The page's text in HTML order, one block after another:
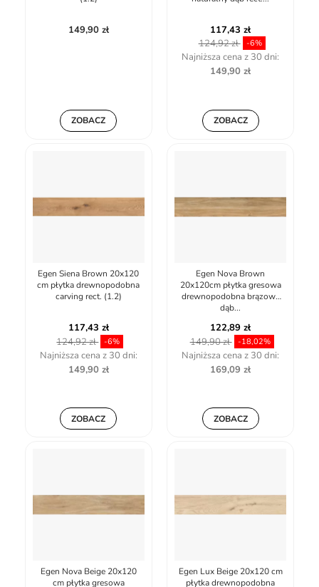
149,90 zł
ZOBACZ
117,43 zł
124,92 zł
-6%
Najniższa cena z 30 dni:
149,90 zł
ZOBACZ
Egen Siena Brown 20x120
cm płytka drewnopodobna
carving rect. (1.2)
117,43 zł
124,92 zł -6%
Najniższa cena z 30 dni:
149,90 zł
ZOBACZ
Egen Nova Brown
20x120cm płytka gresowa
drewnopodobna brązowy
dąb...
122,89 zł
149,90 zł
-18,02%
Najniższa cena z 30 dni:
169,09 zł
ZOBACZ
Egen Nova Beige 20x120
cm płytka gresowa
Egen Lux Beige 20x120 cm
płytka drewnopodobna